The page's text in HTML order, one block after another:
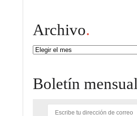
Archivo.
Archivo
Boletín mensual